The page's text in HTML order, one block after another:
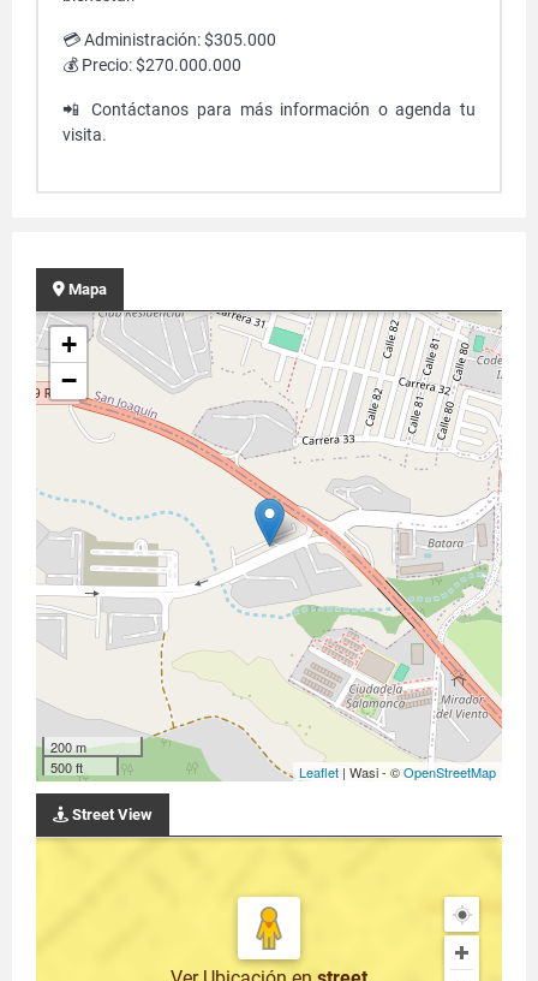
💳 Administración: $305.000
💰 Precio: $270.000.000
📲 Contáctanos para más información o agenda tu
visita.
Mapa
+
−
200 m
500 ft
Leaflet | Wasi - ©OpenStreetMap
Street View